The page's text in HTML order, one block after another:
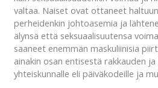
valtaa. Naiset ovat ottaneet
perheidenkin johtoasemia ja
älynsä että seksuaalisuutensa
saaneet enemmän maskuliinisia
ainakin osan entisestä rakkauden
yhteiskunnalle eli päiväkodeille ja